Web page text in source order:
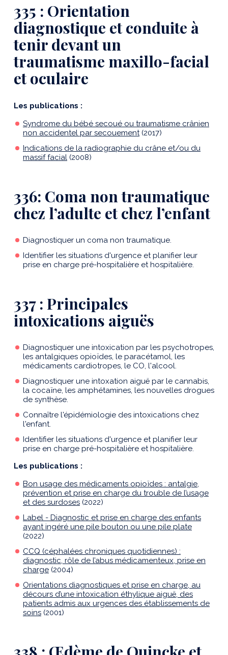
335 : Orientation
diagnostique et conduite à
tenir devant un
traumatisme maxillo-facial
et oculaire
Les publications :
Syndrome du bébé secoué ou traumatisme crânien
non accidentel par secouement(2017)
Indications de la radiographie du crâne et/ou du
massif facial (2008)
336: Coma non traumatique
chez l’adulte et chez l’enfant
Diagnostiquer un coma non traumatique.
Identifier les situations d'urgence et planifier leur
prise en charge pré-hospitalière et hospitalière.
337 : Principales
intoxications aiguës
Diagnostiquer une intoxication par les psychotropes,
les antalgiques opioïdes, le paracétamol, les
médicaments cardiotropes, le CO, l'alcool.
Diagnostiquer une intoxation aiguë par le cannabis,
la cocaïne, les amphétamines, les nouvelles drogues
de synthèse.
Connaître l'épidémiologie des intoxications chez
l'enfant.
Identifier les situations d'urgence et planifier leur
prise en charge pré-hospitalière et hospitalière.
Les publications :
Bon usage des médicaments opioïdes : antalgie,
prévention et prise en charge du trouble de l’usage
et des surdoses (2022)
Label - Diagnostic et prise en charge des enfants
ayant ingéré une pile bouton ou une pile plate
(2022)
CCQ (céphalées chroniques quotidiennes) :
diagnostic, rôle de l’abus médicamenteux, prise en
charge (2004)
Orientations diagnostiques et prise en charge, au
décours d’une intoxication éthylique aiguë, des
patients admis aux urgences des établissements de
soins (2001)